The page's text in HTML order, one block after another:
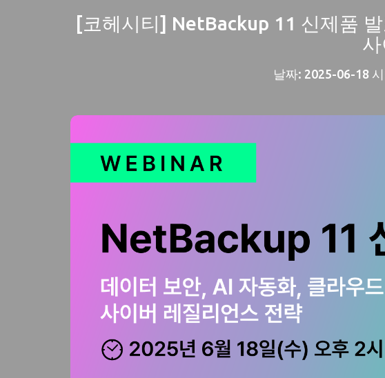
[코헤시티] NetBackup 11 신제품
날짜: 2025-06-18